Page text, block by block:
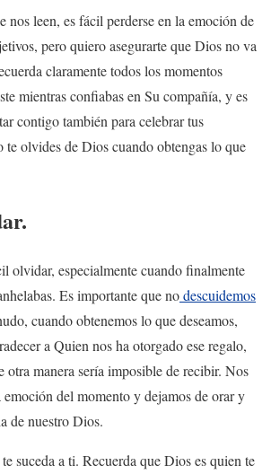
nos leen, es fácil perderse en la emoción de
pero quiero asegurarte que Dios no va
claramente todos los momentos
mientras confiabas en Su compañía, y es
contigo también para celebrar tus
olvides de Dios cuando obtengas lo que
olvidar, especialmente cuando finalmente
Es importante que nodescuidemos
cuando obtenemos lo que deseamos,
a Quien nos ha otorgado ese regalo,
otra manera sería imposible de recibir. Nos
del momento y dejamos de orar y
de nuestro Dios.
suceda a ti. Recuerda que Dios es quien te